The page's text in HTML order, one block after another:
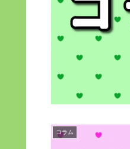
コラム